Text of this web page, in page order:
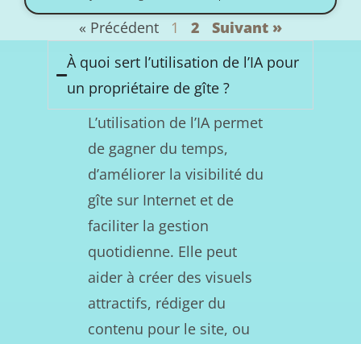
« Précédent 1 2
Suivant »
À quoi sert l’utilisation de l’IA pour
un propriétaire de gîte ?
L’utilisation de l’IA permet
de gagner du temps,
d’améliorer la visibilité du
gîte sur Internet et de
faciliter la gestion
quotidienne. Elle peut
aider à créer des visuels
attractifs, rédiger du
contenu pour le site, ou